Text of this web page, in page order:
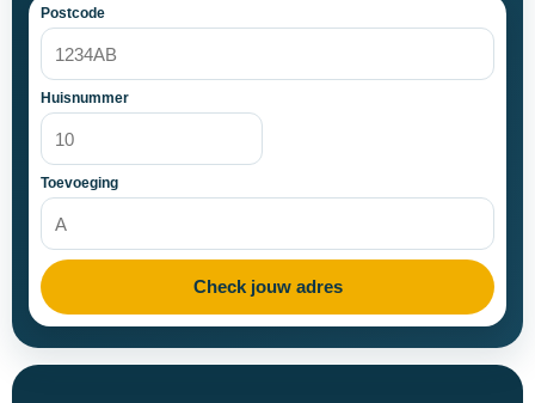
Postcode
Huisnummer
Toevoeging
Check jouw adres